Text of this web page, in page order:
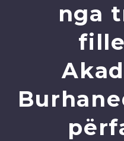
nga